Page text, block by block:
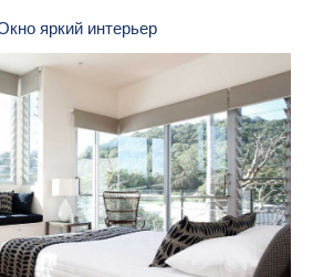
яркий интерьер